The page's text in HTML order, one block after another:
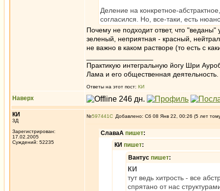
Деление на конкретное-
согласился. Но, все-таки, есть
Почему не подходит ответ, что
зеленый, неприятная - красный,
не важно в каком растворе (то есть с
Практикую интегральную йогу Шри
Лама и его общественная деятельность.
Ответы на этот пост: КИ
Наверх
КИ
3Д
Зарегистрирован:
17.02.2005
Суждений: 52235
№597441 Добавлено: Сб 08 Янв 22, 00:26 (5 лет
СлаваА пишет:
КИ пишет:
Вантус пишет:
КИ
тут ведь хитрость - все
спрятано от нас